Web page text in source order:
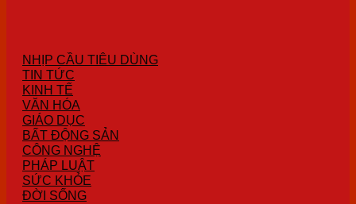
NHỊP CẦU TIÊU DÙNG
TIN TỨC
KINH TẾ
VĂN HÓA
GIÁO DỤC
BẤT ĐỘNG SẢN
CÔNG NGHỆ
PHÁP LUẬT
SỨC KHỎE
ĐỜI SỐNG